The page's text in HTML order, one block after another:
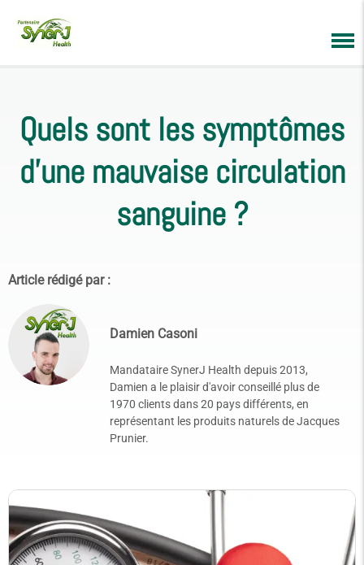
Quels sont les symptômes
d’une mauvaise circulation
sanguine ?
Article rédigé par :
Damien Casoni
Mandataire SynerJ Health depuis 2013,
Damien a le plaisir d'avoir conseillé plus de
1970 clients dans 20 pays différents, en
représentant les produits naturels de Jacques
Prunier.